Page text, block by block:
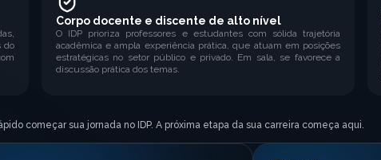
do
Corpo docente e discente de alto nível
O IDP prioriza professores e estudantes com sólida trajetória
acadêmica e ampla experiência prática, que atuam em posições
estratégicas no setor público e privado. Em sala, se favorece a
discussão prática dos temas.
começar sua jornada no IDP. A próxima etapa da sua carreira começa aqui.